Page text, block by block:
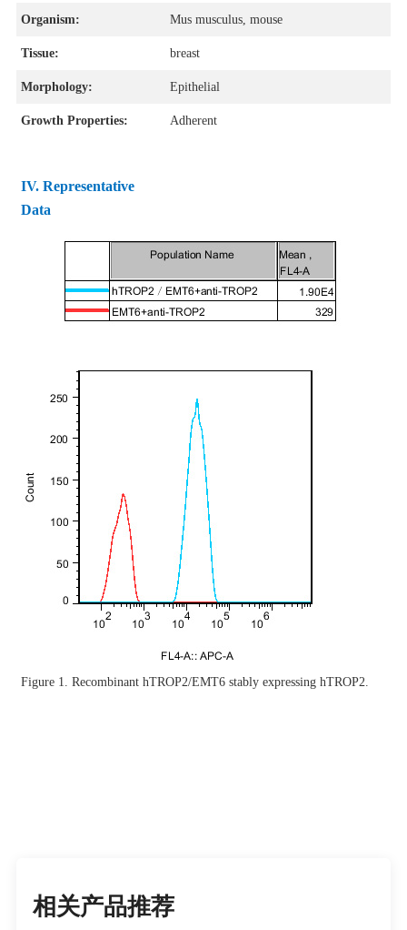
Organism: Mus musculus, mouse
Tissue: breast
Morphology: Epithelial
Growth Properties: Adherent
IV. Representative
Data
Figure 1. Recombinant hTROP2/EMT6 stably expressing hTROP2.
相关产品推荐